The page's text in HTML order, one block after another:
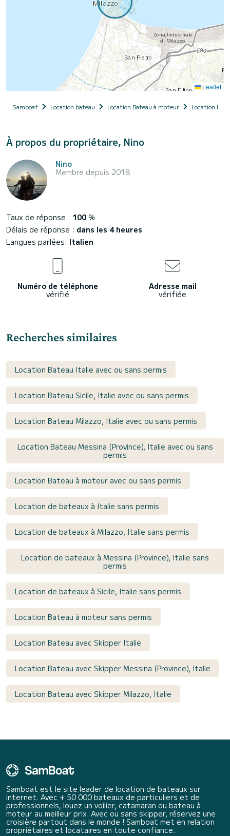
Leaflet
Samboat Location bateau Location Bateau à moteur Location
À propos du propriétaire, Nino
Nino
Membre depuis 2018
Taux de réponse : 100 %
Délais de réponse : dans les 4 heures
Langues parlées: Italien
Numéro de téléphone
vérifié
Adresse mail
vérifiée
Recherches similaires
Location Bateau Italie avec ou sans permis
Location Bateau Sicile, Italie avec ou sans permis
Location Bateau Milazzo, Italie avec ou sans permis
Location Bateau Messina (Province), Italie avec ou sans
permis
Location Bateau à moteur avec ou sans permis
Location de bateaux à Italie sans permis
Location de bateaux à Milazzo, Italie sans permis
Location de bateaux à Messina (Province), Italie sans
permis
Location de bateaux à Sicile, Italie sans permis
Location Bateau à moteur sans permis
Location Bateau avec Skipper Italie
Location Bateau avec Skipper Messina (Province), Italie
Location Bateau avec Skipper Milazzo, Italie
Samboat est le site leader de location de bateaux sur
internet. Avec + 50 000 bateaux de particuliers et de
professionnels, louez un voilier, catamaran ou bateau à
moteur au meilleur prix. Avec ou sans skipper, réservez une
croisière partout dans le monde ! Samboat met en relation
propriétaires et locataires en toute confiance.